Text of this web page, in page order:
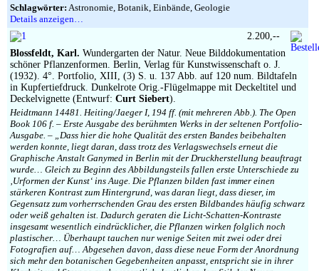
Schlagwörter: Astronomie, Botanik, Einbände, Geologie
Details anzeigen…
Blossfeldt, Karl. Wundergarten der Natur. Neue Bilddokumentation
schöner Pflanzenformen. Berlin, Verlag für Kunstwissenschaft o. J.
(1932). 4°. Portfolio, XIII, (3) S. u. 137 Abb. auf 120 num. Bildtafeln
in Kupfertiefdruck. Dunkelrote Orig.-Flügelmappe mit Deckeltitel und
Deckelvignette (Entwurf: Curt Siebert).
Heidtmann 14481. Heiting/Jaeger I, 194 ff. (mit mehreren Abb.). The Open
Book 106 f. – Erste Ausgabe des berühmten Werks in der seltenen Portfolio-
Ausgabe. – „Dass hier die hohe Qualität des ersten Bandes beibehalten
werden konnte, liegt daran, dass trotz des Verlagswechsels erneut die
Graphische Anstalt Ganymed in Berlin mit der Druckherstellung beauftragt
wurde… Gleich zu Beginn des Abbildungsteils fallen erste Unterschiede zu
‚Urformen der Kunst‘ ins Auge. Die Pflanzen bilden fast immer einen
stärkeren Kontrast zum Hintergrund, was daran liegt, dass dieser, im
Gegensatz zum vorherrschenden Grau des ersten Bildbandes häufig schwarz
oder weiß gehalten ist. Dadurch geraten die Licht-Schatten-Kontraste
insgesamt wesentlich eindrücklicher, die Pflanzen wirken folglich noch
plastischer… Überhaupt tauchen nur wenige Seiten mit zwei oder drei
Fotografien auf… Abgesehen davon, dass diese neue Form der Anordnung
sich mehr den botanischen Gegebenheiten anpasst, entspricht sie in ihrer
2.200,--